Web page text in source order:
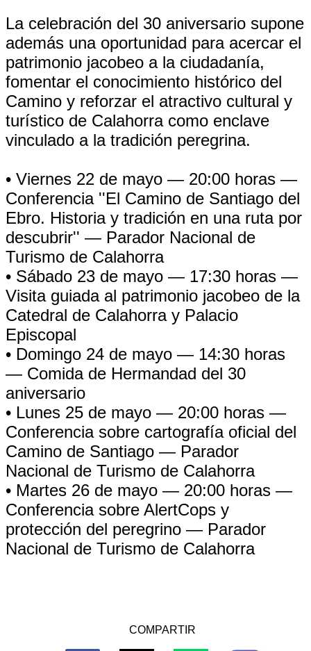
La celebración del 30 aniversario supone
además una oportunidad para acercar el
patrimonio jacobeo a la ciudadanía,
fomentar el conocimiento histórico del
Camino y reforzar el atractivo cultural y
turístico de Calahorra como enclave
vinculado a la tradición peregrina.
• Viernes 22 de mayo — 20:00 horas —
Conferencia ''El Camino de Santiago del
Ebro. Historia y tradición en una ruta por
descubrir'' — Parador Nacional de
Turismo de Calahorra
• Sábado 23 de mayo — 17:30 horas —
Visita guiada al patrimonio jacobeo de la
Catedral de Calahorra y Palacio
Episcopal
• Domingo 24 de mayo — 14:30 horas
— Comida de Hermandad del 30
aniversario
• Lunes 25 de mayo — 20:00 horas —
Conferencia sobre cartografía oficial del
Camino de Santiago — Parador
Nacional de Turismo de Calahorra
• Martes 26 de mayo — 20:00 horas —
Conferencia sobre AlertCops y
protección del peregrino — Parador
Nacional de Turismo de Calahorra
COMPARTIR